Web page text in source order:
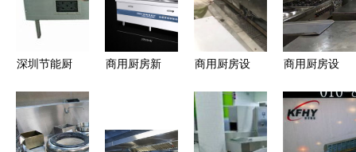
深圳节能厨
具价格
_【深圳不
商用厨房新
灶，破解大
商用厨房设
信诚厨具设
备打造高效
商用厨房设
炊具篇